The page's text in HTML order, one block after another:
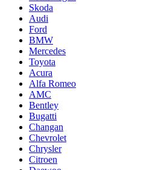
Skoda
Audi
Ford
BMW
Mercedes
Toyota
Acura
Alfa Romeo
AMC
Bentley
Bugatti
Changan
Chevrolet
Chrysler
Citroen